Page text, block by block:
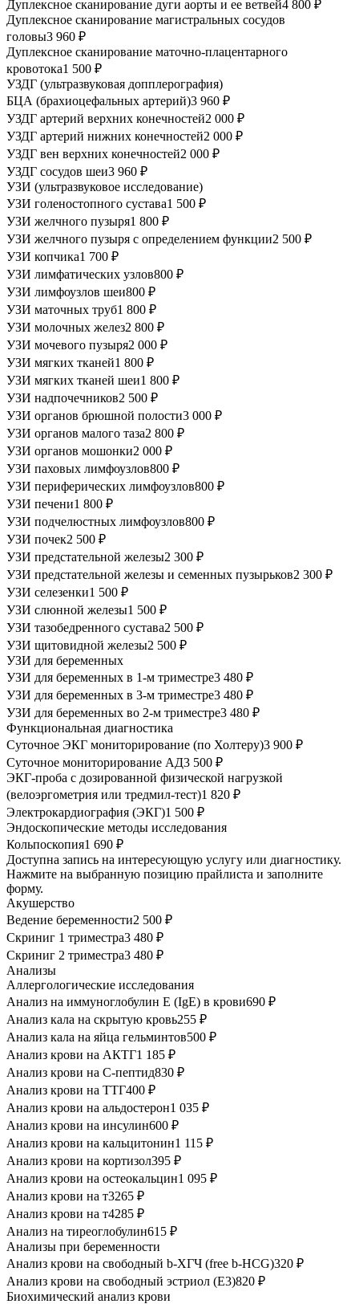
Дуплексное сканирование дуги аорты и ее ветвей4 800 ₽
Дуплексное сканирование магистральных сосудов
головы3 960 ₽
Дуплексное сканирование маточно-плацентарного
кровотока1 500 ₽
УЗДГ (ультразвуковая допплерография)
БЦА (брахиоцефальных артерий)3 960 ₽
УЗДГ артерий верхних конечностей2 000 ₽
УЗДГ артерий нижних конечностей2 000 ₽
УЗДГ вен верхних конечностей2 000 ₽
УЗДГ сосудов шеи3 960 ₽
УЗИ (ультразвуковое исследование)
УЗИ голеностопного сустава1 500 ₽
УЗИ желчного пузыря1 800 ₽
УЗИ желчного пузыря с определением функции2 500 ₽
УЗИ копчика1 700 ₽
УЗИ лимфатических узлов800 ₽
УЗИ лимфоузлов шеи800 ₽
УЗИ маточных труб1 800 ₽
УЗИ молочных желез2 800 ₽
УЗИ мочевого пузыря2 000 ₽
УЗИ мягких тканей1 800 ₽
УЗИ мягких тканей шеи1 800 ₽
УЗИ надпочечников2 500 ₽
УЗИ органов брюшной полости3 000 ₽
УЗИ органов малого таза2 800 ₽
УЗИ органов мошонки2 000 ₽
УЗИ паховых лимфоузлов800 ₽
УЗИ периферических лимфоузлов800 ₽
УЗИ печени1 800 ₽
УЗИ подчелюстных лимфоузлов800 ₽
УЗИ почек2 500 ₽
УЗИ предстательной железы2 300 ₽
УЗИ предстательной железы и семенных пузырьков2 300 ₽
УЗИ селезенки1 500 ₽
УЗИ слюнной железы1 500 ₽
УЗИ тазобедренного сустава2 500 ₽
УЗИ щитовидной железы2 500 ₽
УЗИ для беременных
УЗИ для беременных в 1-м триместре3 480 ₽
УЗИ для беременных в 3-м триместре3 480 ₽
УЗИ для беременных во 2-м триместре3 480 ₽
Функциональная диагностика
Суточное ЭКГ мониторирование (по Холтеру)3 900 ₽
Суточное мониторирование АД3 500 ₽
ЭКГ-проба с дозированной физической нагрузкой
(велоэргометрия или тредмил-тест)1 820 ₽
Электрокардиография (ЭКГ)1 500 ₽
Эндоскопические методы исследования
Кольпоскопия1 690 ₽
Доступна запись на интересующую услугу или диагностику.
Нажмите на выбранную позицию прайлиста и заполните
форму.
Акушерство
Ведение беременности2 500 ₽
Скриниг 1 триместра3 480 ₽
Скриниг 2 триместра3 480 ₽
Анализы
Аллергологические исследования
Анализ на иммуноглобулин Е (IgE) в крови690 ₽
Анализ кала на скрытую кровь255 ₽
Анализ кала на яйца гельминтов500 ₽
Анализ крови на АКТГ1 185 ₽
Анализ крови на С-пептид830 ₽
Анализ крови на ТТГ400 ₽
Анализ крови на альдостерон1 035 ₽
Анализ крови на инсулин600 ₽
Анализ крови на кальцитонин1 115 ₽
Анализ крови на кортизол395 ₽
Анализ крови на остеокальцин1 095 ₽
Анализ крови на т3265 ₽
Анализ крови на т4285 ₽
Анализ на тиреоглобулин615 ₽
Анализы при беременности
Анализ крови на свободный b-ХГЧ (free b-HCG)320 ₽
Анализ крови на свободный эстриол (Е3)820 ₽
Биохимический анализ крови